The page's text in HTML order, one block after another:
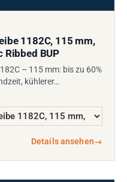
1182C, 115 mm,
Ribbed BUP
– 115 mm: bis zu 60%
kühlerer…
Details ansehen→